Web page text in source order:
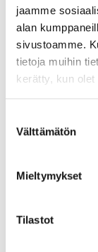
jaamme
alan
sivustoamme.
tietoja muihin
kerätty, kun
valinta
Välttämätön
Mieltymykset
Tilastot
Takaisin
Kutsu kaveri